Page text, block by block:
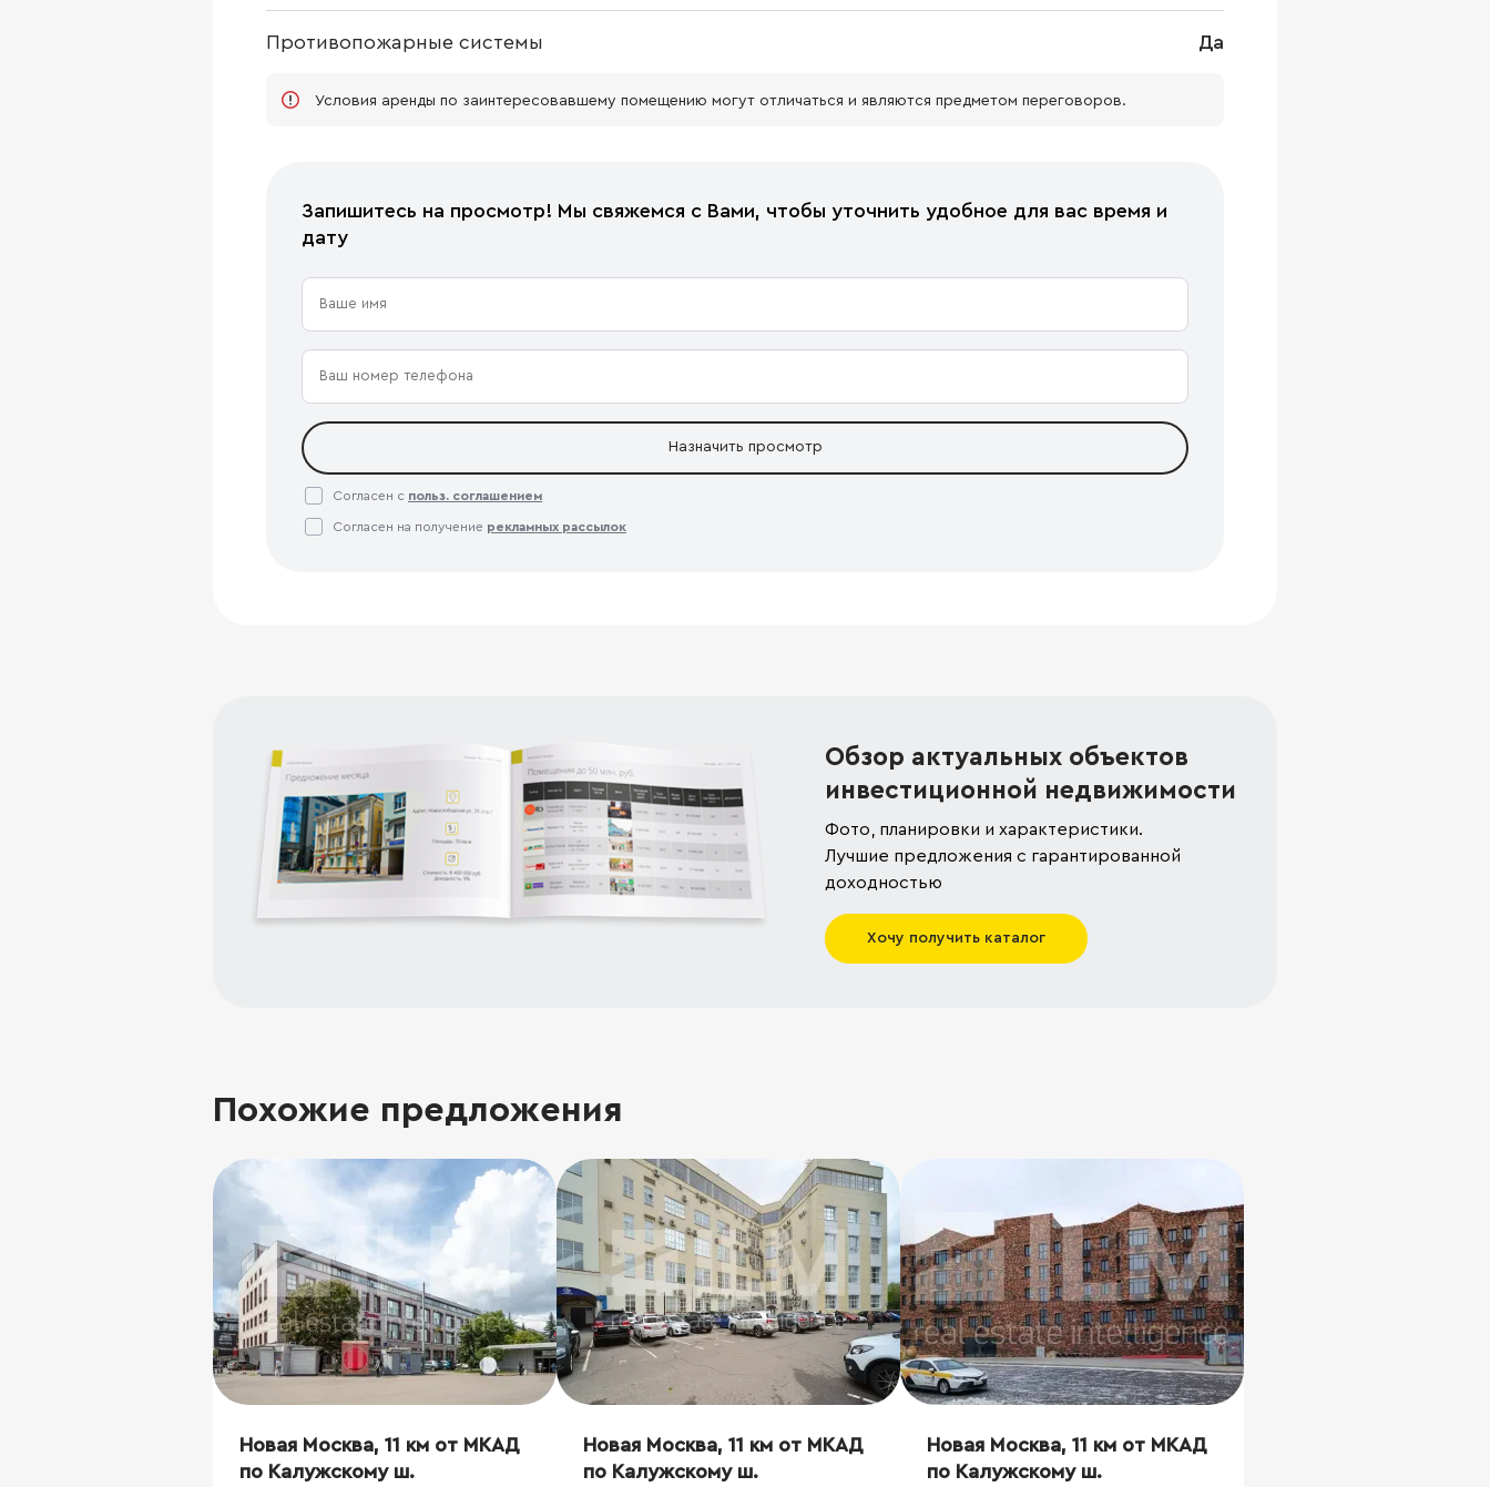
Противопожарные системы Да
Условия аренды по заинтересовавшему помещению могут отличаться и являются предметом переговоров.
Запишитесь на просмотр! Мы свяжемся с Вами, чтобы уточнить удобное для вас время и
дату
Назначить просмотр
Согласен с польз. соглашением
Согласен на получение рекламных рассылок
Обзор актуальных объектов
инвестиционной недвижимости
Фото, планировки и характеристики.
Лучшие предложения с гарантированной
доходностью
Хочу получить каталог
Похожие предложения
Новая Москва, 11 км от МКАД
по Калужскому ш.
Новая Москва, 11 км от МКАД
по Калужскому ш.
Новая Москва, 11 км от МКАД
по Калужскому ш.